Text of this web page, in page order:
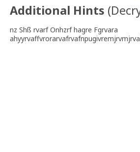
Additional Hints (
nz Shß rvarf Onhzrf hagre Fgrvara